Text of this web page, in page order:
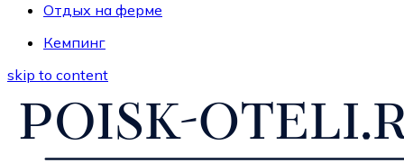
Отдых на ферме
Кемпинг
skip to content